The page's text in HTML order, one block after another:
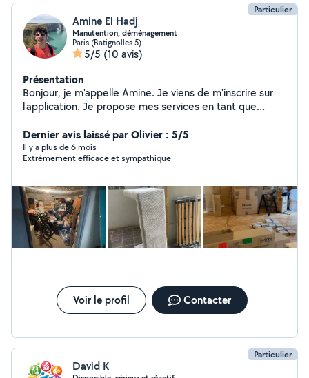
Particulier
Amine El Hadj
Manutention, déménagement
Paris (Batignolles 5)
5/5 (10 avis)
Présentation
Bonjour, je m'appelle Amine. Je viens de m'inscrire sur
l'application. Je propose mes services en tant que
commandes et bricoleur professionnel. Je suis
autonome, efficace et soigneux, notamment pour
l'installation de matériel, le montage de meubles et les
si vous avez besoin d'aide pour un déménagement, des
travaux ou de la préparation de commandes. Merci et à
bientôt !
Dernier avis laissé par Olivier : 5/5
Il y a plus de 6 mois
Extrêmement efficace et sympathique
Voir le profil Contacter
Particulier
David K